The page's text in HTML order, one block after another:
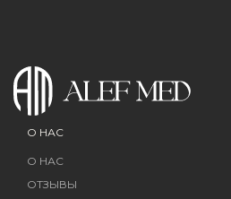
О НАС
О НАС
ОТЗЫВЫ